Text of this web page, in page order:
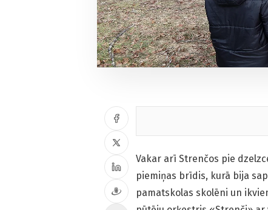
Vakar arī Strenčos pie
piemiņas brīdis, kurā bija
pamatskolas skolēni un